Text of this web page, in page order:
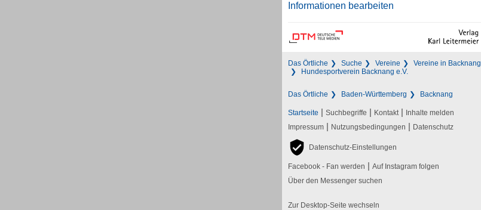
Informationen bearbeiten
Das Örtliche Suche Vereine
Vereine in Backnang
Hundesportverein Backnang e.V.
Das Örtliche Baden-Württemberg Backnang
Startseite | Suchbegriffe | Kontakt | Inhalte melden
Impressum | Nutzungsbedingungen | Datenschutz
Datenschutz-Einstellungen
Facebook - Fan werden | Auf Instagram folgen
Über den Messenger suchen
Zur Desktop-Seite wechseln